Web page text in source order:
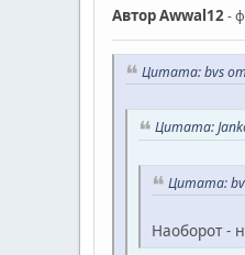
АвторAwwal12-
Цитата: bvs
Цитата:
Цитата:
Наоборот -